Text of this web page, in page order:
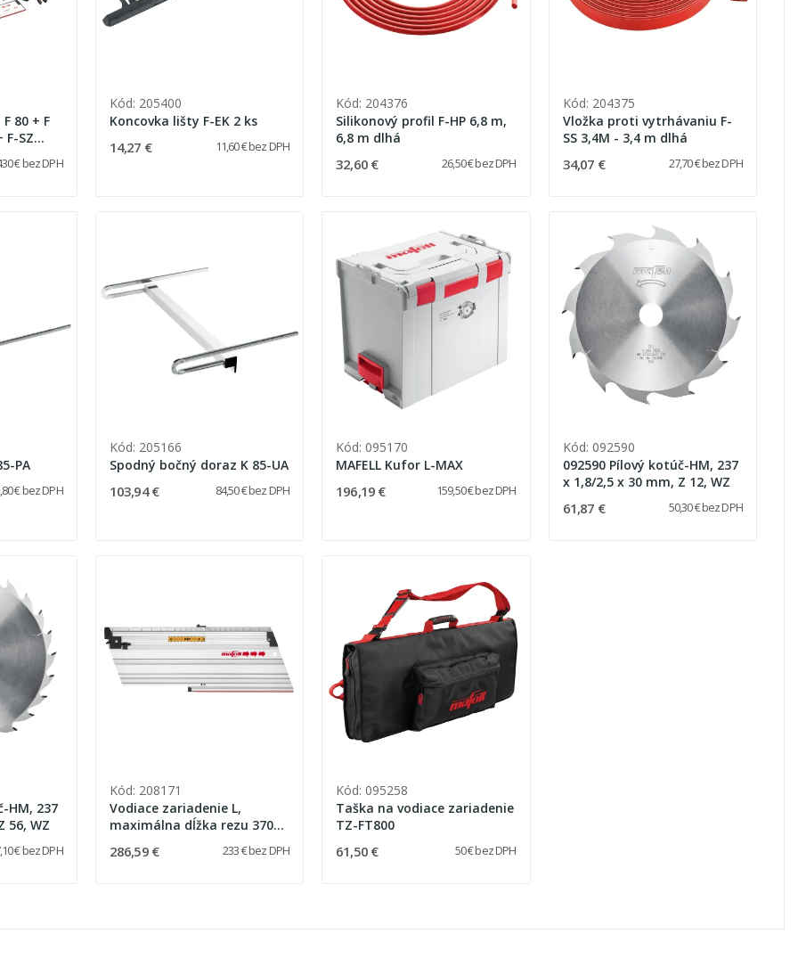
80 + F
F-SZ
lištu
€ bez DPH
Kód: 205400
Koncovka lišty F-EK 2 ks
14,27 € 11,60 € bez DPH
Kód: 204376
Silikonový profil F-HP 6,8 m,
6,8 m dlhá
32,60 € 26,50 € bez DPH
Kód: 204375
Vložka proti vytrhávaniu F-
SS 3,4M - 3,4 m dlhá
34,07 € 27,70 € bez DPH
PA
€ bez DPH
Kód: 205166
Spodný bočný doraz K 85-UA
103,94 € 84,50 € bez DPH
Kód: 095170
MAFELL Kufor L-MAX
196,19 € 159,50 € bez DPH
Kód: 092590
092590 Pílový kotúč-HM, 237
x 1,8/2,5 x 30 mm, Z 12, WZ
61,87 € 50,30 € bez DPH
HM, 237
56, WZ
€ bez DPH
Kód: 208171
Vodiace zariadenie L,
maximálna dĺžka rezu 370
286,59 € 233 € bez DPH
Kód: 095258
Taška na vodiace zariadenie
TZ-FT800
61,50 € 50 € bez DPH